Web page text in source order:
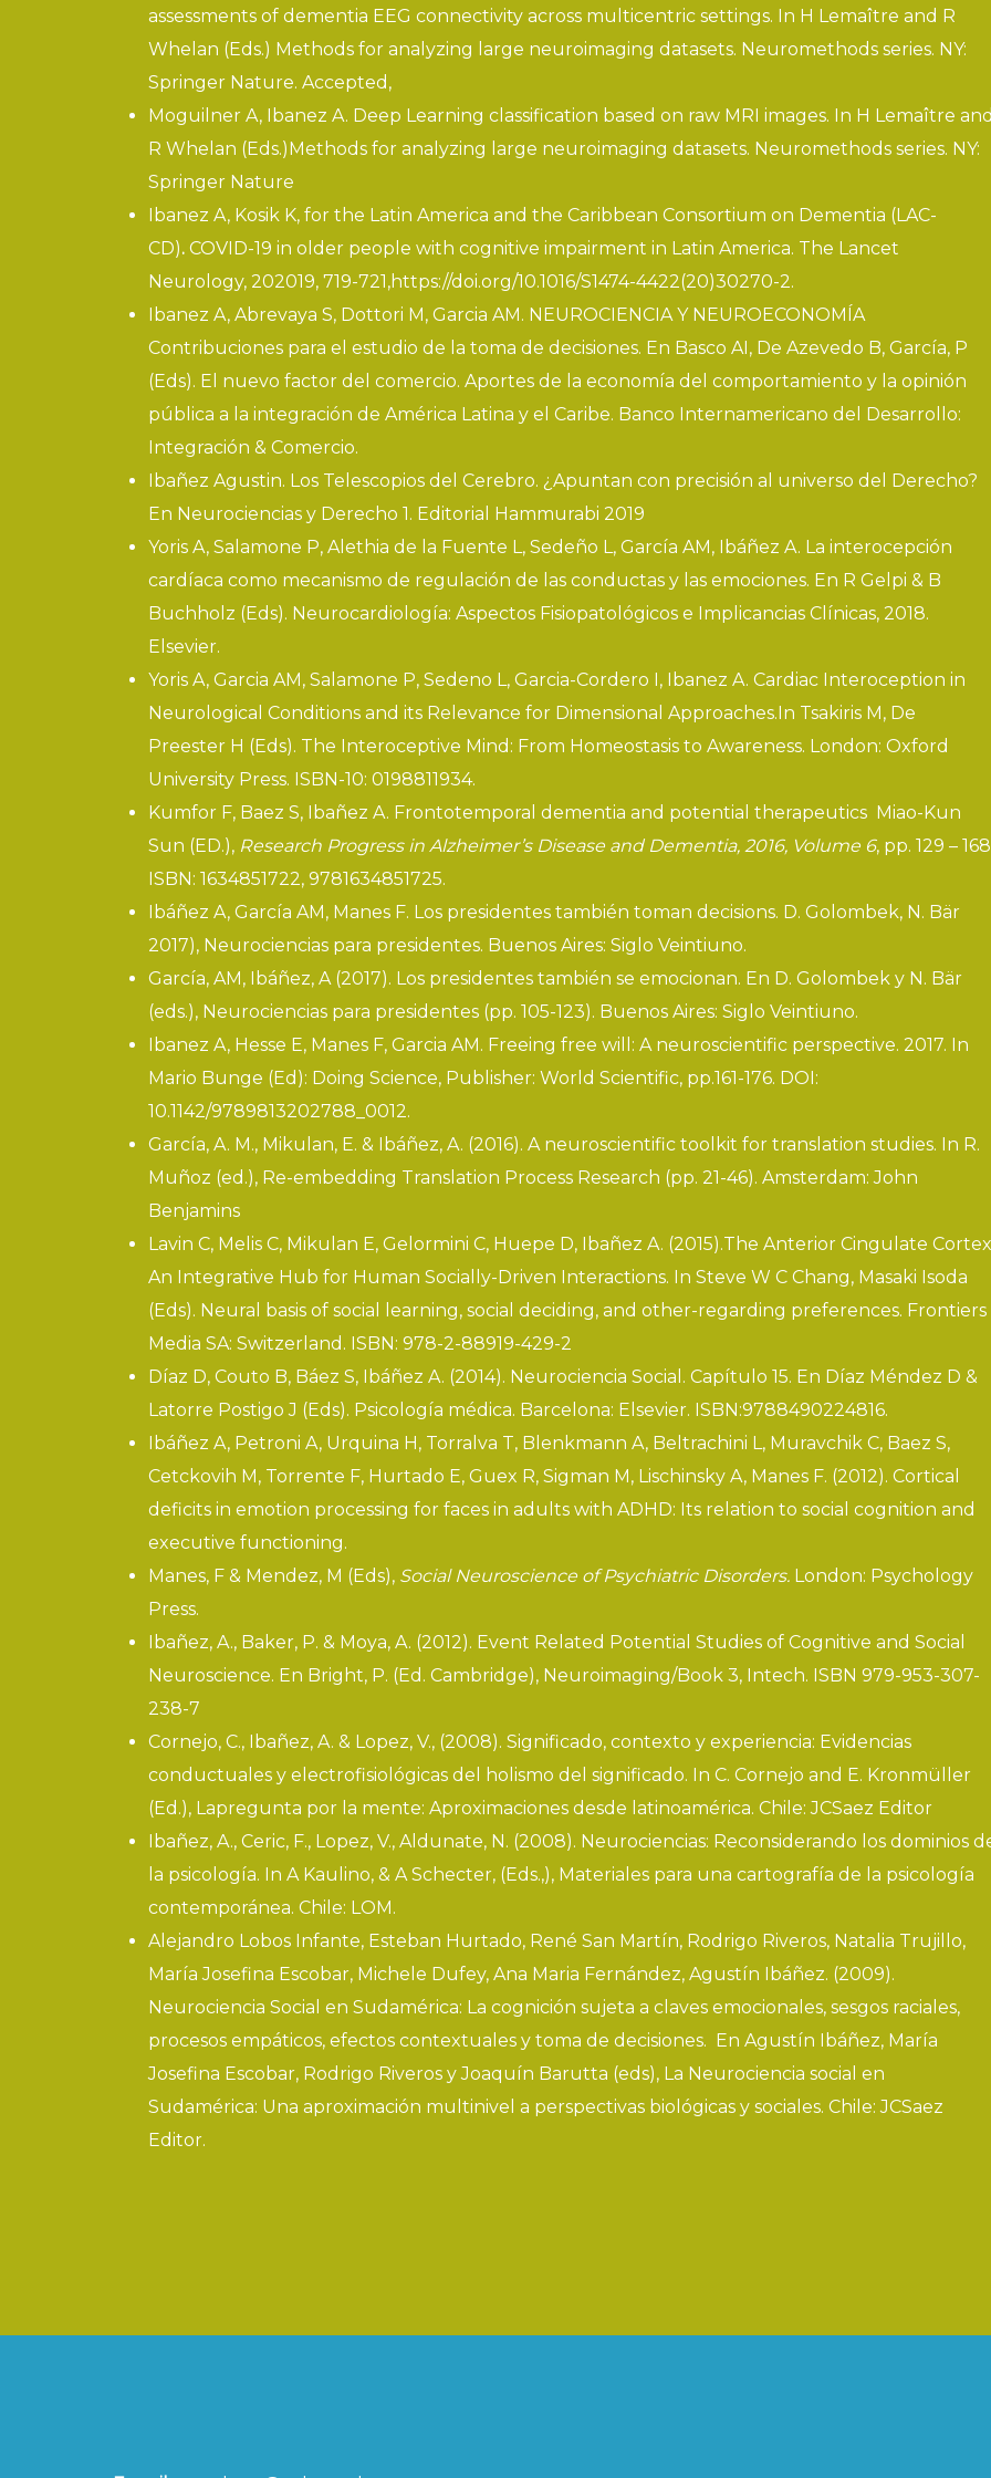
assessments of dementia EEG connectivity across multicentric settings. In H Lemaître and R
Whelan (Eds.) Methods for analyzing large neuroimaging datasets. Neuromethods series. NY:
Springer Nature. Accepted,
Moguilner A, Ibanez A. Deep Learning classification based on raw MRI images. In H Lemaître
R Whelan (Eds.)Methods for analyzing large neuroimaging datasets. Neuromethods series. NY:
Springer Nature
Ibanez A, Kosik K, for the Latin America and the Caribbean Consortium on Dementia (LAC-
CD).COVID-19 in older people with cognitive impairment in Latin America. The Lancet
Neurology, 202019, 719-721,https://doi.org/10.1016/S1474-4422(20)30270-2.
Ibanez A, Abrevaya S, Dottori M, Garcia AM. NEUROCIENCIA Y NEUROECONOMÍA
Contribuciones para el estudio de la toma de decisiones. En Basco AI, De Azevedo B, García, P
(Eds). El nuevo factor del comercio. Aportes de la economía del comportamiento y la opinión
pública a la integración de América Latina y el Caribe. Banco Internamericano del Desarrollo:
Integración & Comercio.
Ibañez Agustin. Los Telescopios del Cerebro. ¿Apuntan con precisión al universo del Derecho?
En Neurociencias y Derecho 1. Editorial Hammurabi 2019
Yoris A, Salamone P, Alethia de la Fuente L, Sedeño L, García AM, Ibáñez A. La interocepción
cardíaca como mecanismo de regulación de las conductas y las emociones. En R Gelpi & B
Buchholz (Eds). Neurocardiología: Aspectos Fisiopatológicos e Implicancias Clínicas, 2018.
Elsevier.
Yoris A, Garcia AM, Salamone P, Sedeno L, Garcia-Cordero I, Ibanez A.Cardiac Interoception in
Neurological Conditions and its Relevance for Dimensional Approaches.In Tsakiris M, De
Preester H (Eds). The Interoceptive Mind: From Homeostasis to Awareness. London: Oxford
University Press. ISBN-10: 0198811934.
Kumfor F, Baez S, Ibañez A. Frontotemporal dementia and potential therapeutics Miao-Kun
Sun (ED.), Research Progress in Alzheimer’s Disease and Dementia, 2016, Volume 6, pp. 129 –
ISBN: 1634851722, 9781634851725.
Ibáñez A, García AM, Manes F. Los presidentes también toman decisions. D. Golombek, N. Bär
2017), Neurociencias para presidentes. Buenos Aires: Siglo Veintiuno.
García, AM, Ibáñez, A (2017). Los presidentes también se emocionan. En D. Golombek y N. Bär
(eds.), Neurociencias para presidentes (pp. 105-123). Buenos Aires: Siglo Veintiuno.
Ibanez A, Hesse E, Manes F, Garcia AM. Freeing free will: A neuroscientific perspective. 2017. In
Mario Bunge (Ed): Doing Science, Publisher: World Scientific, pp.161-176. DOI:
10.1142/9789813202788_0012.
García, A. M., Mikulan, E. & Ibáñez, A. (2016). A neuroscientific toolkit for translation studies. In R.
Muñoz (ed.), Re-embedding Translation Process Research (pp. 21-46). Amsterdam: John
Benjamins
Lavin C, Melis C, Mikulan E, Gelormini C, Huepe D, Ibañez A. (2015).The Anterior Cingulate
An Integrative Hub for Human Socially-Driven Interactions. In Steve W C Chang, Masaki Isoda
(Eds). Neural basis of social learning, social deciding, and other-regarding preferences. Frontiers
Media SA: Switzerland. ISBN: 978-2-88919-429-2
Díaz D, Couto B, Báez S, Ibáñez A. (2014). Neurociencia Social. Capítulo 15. En Díaz Méndez D &
Latorre Postigo J (Eds). Psicología médica. Barcelona: Elsevier. ISBN:9788490224816.
Ibáñez A, Petroni A, Urquina H, Torralva T, Blenkmann A, Beltrachini L, Muravchik C, Baez S,
Cetckovih M, Torrente F, Hurtado E, Guex R, Sigman M, Lischinsky A, Manes F. (2012). Cortical
deficits in emotion processing for faces in adults with ADHD: Its relation to social cognition and
executive functioning.
Manes, F & Mendez, M (Eds), Social Neuroscience of Psychiatric Disorders. London: Psychology
Press.
Ibañez, A., Baker, P. & Moya, A. (2012). Event Related Potential Studies of Cognitive and Social
Neuroscience. En Bright, P. (Ed. Cambridge), Neuroimaging/Book 3, Intech. ISBN 979-953-307-
238-7
Cornejo, C., Ibañez, A. & Lopez, V., (2008). Significado, contexto y experiencia: Evidencias
conductuales y electrofisiológicas del holismo del significado. In C. Cornejo and E. Kronmüller
(Ed.), Lapregunta por la mente: Aproximaciones desde latinoamérica. Chile: JCSaez Editor
Ibañez, A., Ceric, F., Lopez, V., Aldunate, N. (2008). Neurociencias: Reconsiderando los dominios
la psicología. In A Kaulino, & A Schecter, (Eds.,), Materiales para una cartografía de la psicología
contemporánea. Chile: LOM.
Alejandro Lobos Infante, Esteban Hurtado, René San Martín, Rodrigo Riveros, Natalia Trujillo,
María Josefina Escobar, Michele Dufey, Ana Maria Fernández, Agustín Ibáñez. (2009).
Neurociencia Social en Sudamérica: La cognición sujeta a claves emocionales, sesgos raciales,
procesos empáticos, efectos contextuales y toma de decisiones. En Agustín Ibáñez, María
Josefina Escobar, Rodrigo Riveros y Joaquín Barutta (eds), La Neurociencia social en
Sudamérica: Una aproximación multinivel a perspectivas biológicas y sociales. Chile: JCSaez
Editor.